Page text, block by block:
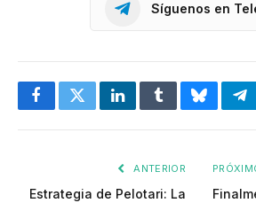
Síguenos en
FacebookTwitterLinkedInTumblrBluesky
ANTERIOR
Estrategia de Pelotari: La